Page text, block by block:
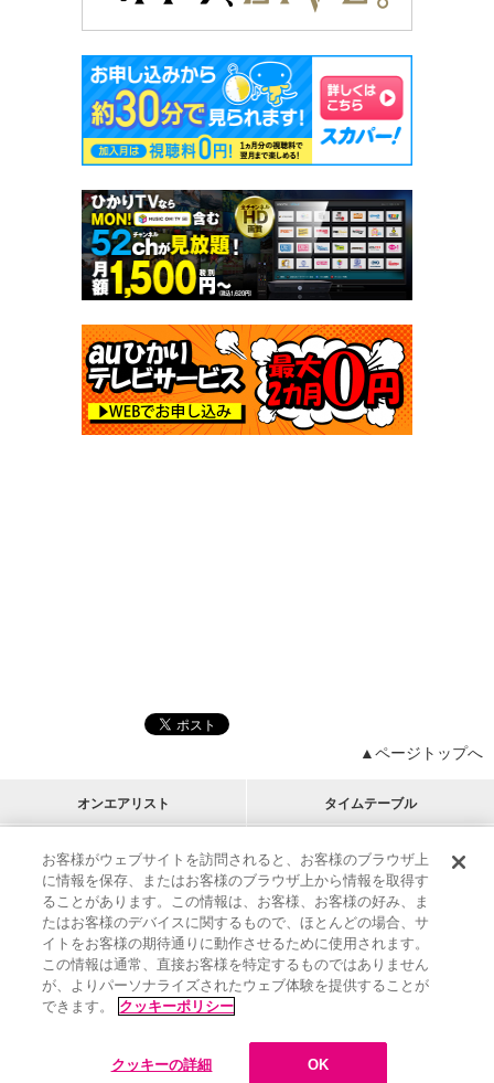
▲ページトップへ
オンエアリスト タイムテーブル
プログラムリスト チャート
アーティストリスト
M-ON!
RECOMMEND
リクエスト
インフォメーション | プレゼント&ご招待
MUSIC ON! TV（エムオン!）とは？ | サポート
サイト案内
| エムオン!友の会 | クッキーの詳細
お客様がウェブサイトを訪問されると、お客様のブラウザ上
に情報を保存、またはお客様のブラウザ上から情報を取得す
ることがあります。この情報は、お客様、お客様の好み、ま
たはお客様のデバイスに関するもので、ほとんどの場合、サ
イトをお客様の期待通りに動作させるために使用されます。
この情報は通常、直接お客様を特定するものではありません
が、よりパーソナライズされたウェブ体験を提供することが
できます。
クッキーポリシー
クッキーの詳細 OK